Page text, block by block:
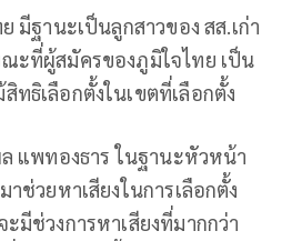
มีฐานะเป็นลูกสาวของ สส.เก่า
ะที่ผู้สมัครของภูมิใจไทย เป็น
ธิเลือกตั้งในเขตที่เลือกตั้ง
แพทองธาร ในฐานะหัวหน้า
ช่วยหาเสียงในการเลือกตั้ง
มีช่วงการหาเสียงที่มากกว่า